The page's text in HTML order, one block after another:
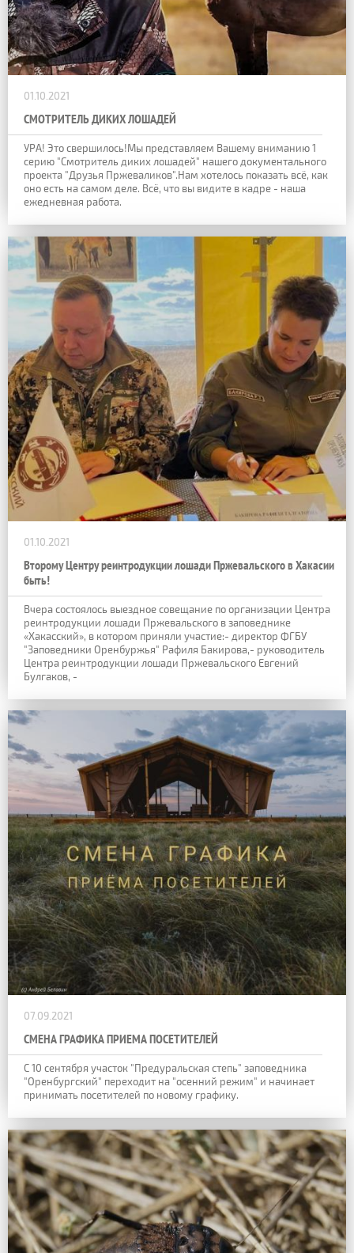
01.10.2021
СМОТРИТЕЛЬ ДИКИХ ЛОШАДЕЙ
УРА! Это свершилось!Мы представляем Вашему вниманию 1
серию "Смотритель диких лошадей" нашего документального
проекта "Друзья Пржеваликов".Нам хотелось показать всё, как
оно есть на самом деле. Всё, что вы видите в кадре - наша
ежедневная работа.
01.10.2021
Второму Центру реинтродукции лошади Пржевальского в Хакасии
быть!
Вчера состоялось выездное совещание по организации Центра
реинтродукции лошади Пржевальского в заповеднике
«Хакасский», в котором приняли участие:- директор ФГБУ
"Заповедники Оренбуржья" Рафиля Бакирова,- руководитель
Центра реинтродукции лошади Пржевальского Евгений
Булгаков, -
07.09.2021
СМЕНА ГРАФИКА ПРИЕМА ПОСЕТИТЕЛЕЙ
С 10 сентября участок "Предуральская степь" заповедника
"Оренбургский" переходит на "осенний режим" и начинает
принимать посетителей по новому графику.